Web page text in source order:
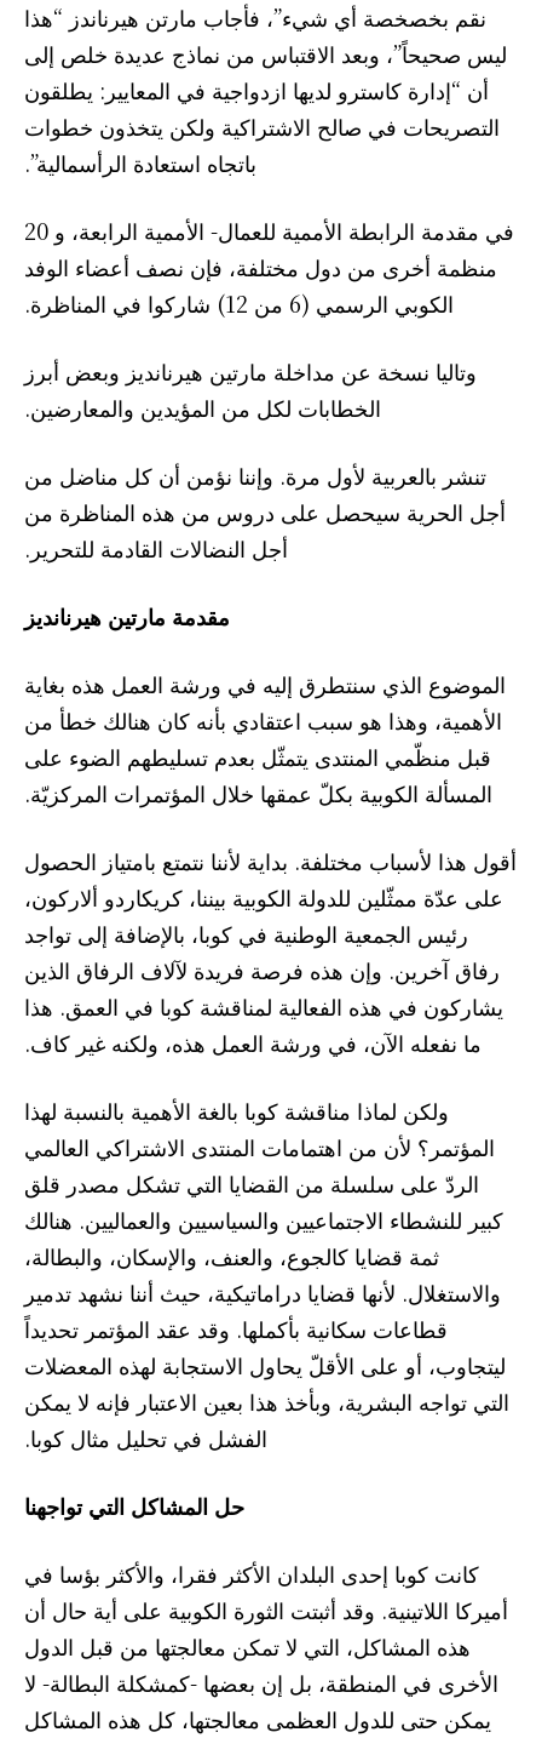
نقم بخصخصة أي شيء”، فأجاب مارتن هيرناندز “هذا
ليس صحيحاً”، وبعد الاقتباس من نماذج عديدة خلص إلى
أن “إدارة كاسترو لديها ازدواجية في المعايير: يطلقون
التصريحات في صالح الاشتراكية ولكن يتخذون خطوات
باتجاه استعادة الرأسمالية”.
في مقدمة الرابطة الأممية للعمال- الأممية الرابعة، و 20
منظمة أخرى من دول مختلفة، فإن نصف أعضاء الوفد
الكوبي الرسمي (6 من 12) شاركوا في المناظرة.
وتاليا نسخة عن مداخلة مارتين هيرنانديز وبعض أبرز
الخطابات لكل من المؤيدين والمعارضين.
تنشر بالعربية لأول مرة. وإننا نؤمن أن كل مناضل من
أجل الحرية سيحصل على دروس من هذه المناظرة من
أجل النضالات القادمة للتحرير.
مقدمة مارتين هيرنانديز
الموضوع الذي سنتطرق إليه في ورشة العمل هذه بغاية
الأهمية، وهذا هو سبب اعتقادي بأنه كان هنالك خطأ من
قبل منظّمي المنتدى يتمثّل بعدم تسليطهم الضوء على
المسألة الكوبية بكلّ عمقها خلال المؤتمرات المركزيّة.
أقول هذا لأسباب مختلفة. بداية لأننا نتمتع بامتياز الحصول
على عدّة ممثّلين للدولة الكوبية بيننا، كريكاردو ألاركون،
رئيس الجمعية الوطنية في كوبا، بالإضافة إلى تواجد
رفاق آخرين. وإن هذه فرصة فريدة لآلاف الرفاق الذين
يشاركون في هذه الفعالية لمناقشة كوبا في العمق. هذا
ما نفعله الآن، في ورشة العمل هذه، ولكنه غير كاف.
ولكن لماذا مناقشة كوبا بالغة الأهمية بالنسبة لهذا
المؤتمر؟ لأن من اهتمامات المنتدى الاشتراكي العالمي
الردّ على سلسلة من القضايا التي تشكل مصدر قلق
كبير للنشطاء الاجتماعيين والسياسيين والعماليين. هنالك
ثمة قضايا كالجوع، والعنف، والإسكان، والبطالة،
والاستغلال. لأنها قضايا دراماتيكية، حيث أننا نشهد تدمير
قطاعات سكانية بأكملها. وقد عقد المؤتمر تحديداً
ليتجاوب، أو على الأقلّ يحاول الاستجابة لهذه المعضلات
التي تواجه البشرية، وبأخذ هذا بعين الاعتبار فإنه لا يمكن
الفشل في تحليل مثال كوبا.
حل المشاكل التي تواجهنا
كانت كوبا إحدى البلدان الأكثر فقرا، والأكثر بؤسا في
أميركا اللاتينية. وقد أثبتت الثورة الكوبية على أية حال أن
هذه المشاكل، التي لا تمكن معالجتها من قبل الدول
الأخرى في المنطقة، بل إن بعضها -كمشكلة البطالة- لا
يمكن حتى للدول العظمى معالجتها، كل هذه المشاكل